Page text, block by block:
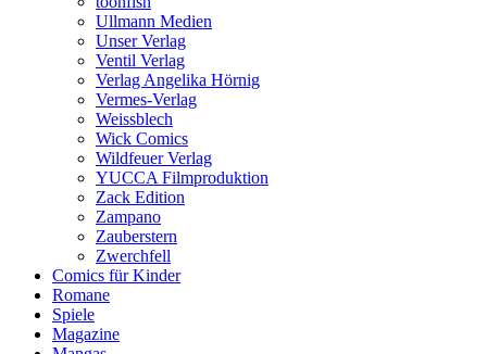
Ullmann Medien
Unser Verlag
Ventil Verlag
Verlag Angelika Hörnig
Vermes-Verlag
Weissblech
Wick Comics
Wildfeuer Verlag
YUCCA Filmproduktion
Zack Edition
Zampano
Zauberstern
Zwerchfell
Comics für Kinder
Romane
Spiele
Magazine